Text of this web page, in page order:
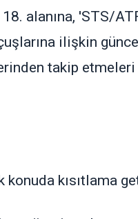
alanına, 'STS/
ilişkin
takip etmeleri
konuda kısıtlama